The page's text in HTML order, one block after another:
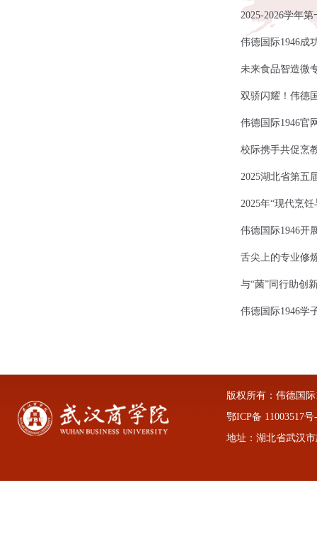
2025-2026学年
伟德国际1946成
未来食品智造微
双骄闪耀！伟德
伟德国际1946官
校际携手共促烹
2025湖北省第五
2025年“现代烹
伟德国际1946开
舌尖上的专业修
与“菌”同行助创
伟德国际1946学
版权所有：伟德国
鄂ICP备 11003517号
地址：湖北省武汉